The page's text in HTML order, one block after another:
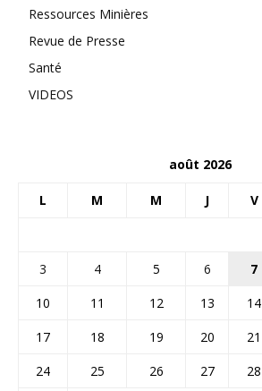
Ressources Minières
Revue de Presse
Santé
VIDEOS
août 2026
L M M J V
3
4 5 6 7
10
11 12 13 14
17
18 19 20 21
24
25 26 27 28